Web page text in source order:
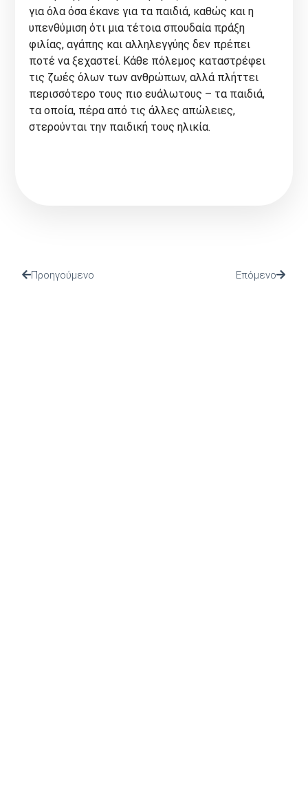
για όλα όσα έκανε για τα παιδιά, καθώς και η
υπενθύμιση ότι μια τέτοια σπουδαία πράξη
φιλίας, αγάπης και αλληλεγγύης δεν πρέπει
ποτέ να ξεχαστεί. Κάθε πόλεμος καταστρέφει
τις ζωές όλων των ανθρώπων, αλλά πλήττει
περισσότερο τους πιο ευάλωτους – τα παιδιά,
τα οποία, πέρα από τις άλλες απώλειες,
στερούνται την παιδική τους ηλικία.
Προηγούμενο Επόμενο